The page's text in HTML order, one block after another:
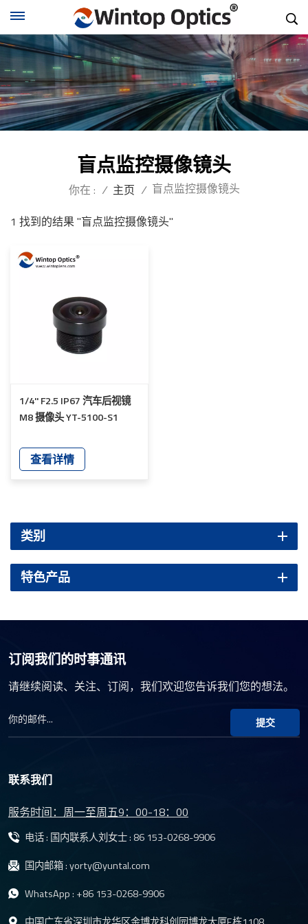
盲点监控摄像镜头
你在 : / 主页 / 盲点监控摄像镜头
1 找到的结果 "盲点监控摄像镜头"
1/4'' F2.5 IP67 汽车后视镜
M8 摄像头 YT-5100-S1
查看详情
类别
特色产品
订阅我们的时事通讯
请继续阅读、关注、订阅，我们欢迎您告诉我们您的想法。
提交
联系我们
服务时间：周一至周五9：00-18：00
电话 : 国内联系人刘女士 :86 153-0268-9906
国内邮箱 :yorty@yuntal.com
WhatsApp : +86 153-0268-9906